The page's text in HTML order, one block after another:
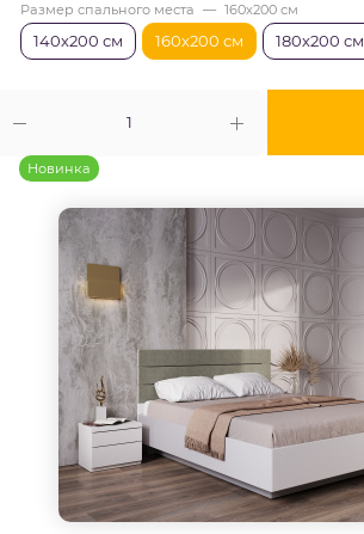
Размер спального места — 160х200 см
140х200 см 160х200 см 180х200 см
Новинка